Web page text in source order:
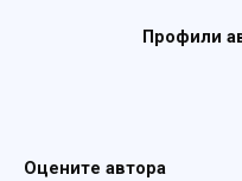
Профили
Оцените автора